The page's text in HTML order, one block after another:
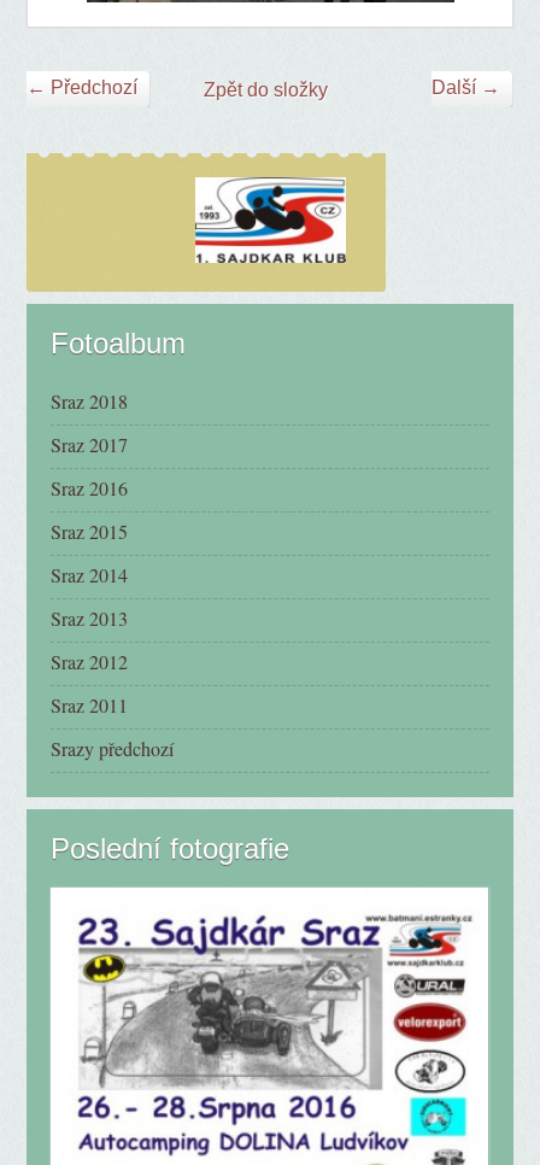
← Předchozí Další →
Zpět do složky
Fotoalbum
Sraz 2018
Sraz 2017
Sraz 2016
Sraz 2015
Sraz 2014
Sraz 2013
Sraz 2012
Sraz 2011
Srazy předchozí
Poslední fotografie